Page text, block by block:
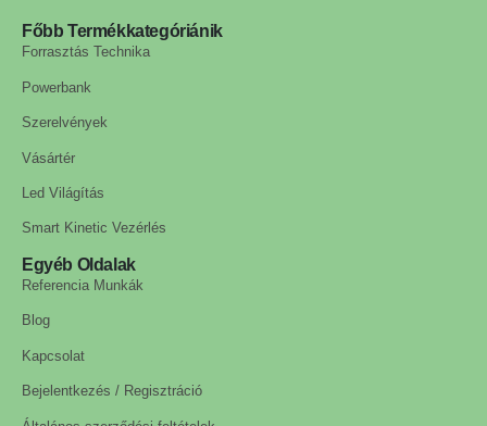
Főbb Termékkategóriánik
Forrasztás Technika
Powerbank
Szerelvények
Vásártér
Led Világítás
Smart Kinetic Vezérlés
Egyéb Oldalak
Referencia Munkák
Blog
Kapcsolat
Bejelentkezés / Regisztráció